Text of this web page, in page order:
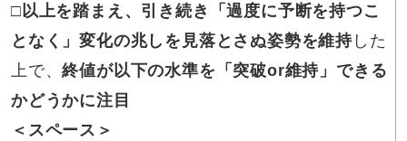
□以上を踏まえ 、引き続き「過度に予断を持つこ
となく」変化の兆しを見落とさぬ姿勢を維持 した
上で、終値が以下の水準を「突破or維持」できる
かどうかに注目
＜スペース＞